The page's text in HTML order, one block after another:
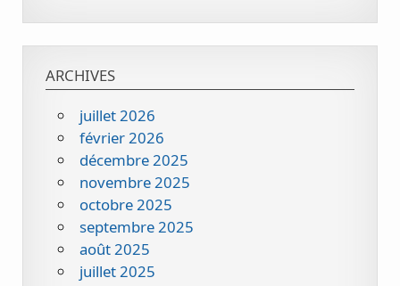
ARCHIVES
juillet 2026
février 2026
décembre 2025
novembre 2025
octobre 2025
septembre 2025
août 2025
juillet 2025